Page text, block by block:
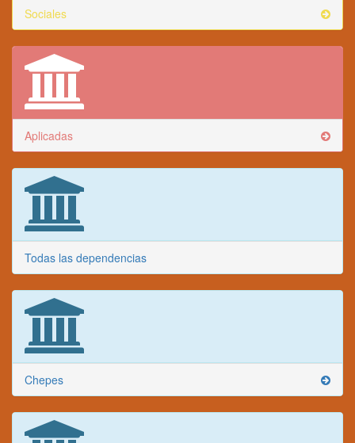
Sociales
Aplicadas
Todas las dependencias
Chepes